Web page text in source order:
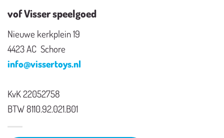
vof Visser speelgoed
Nieuwe kerkplein 19
4423 AC Schore
info@vissertoys.nl
KvK 22052758
BTW 8110.92.021.B01